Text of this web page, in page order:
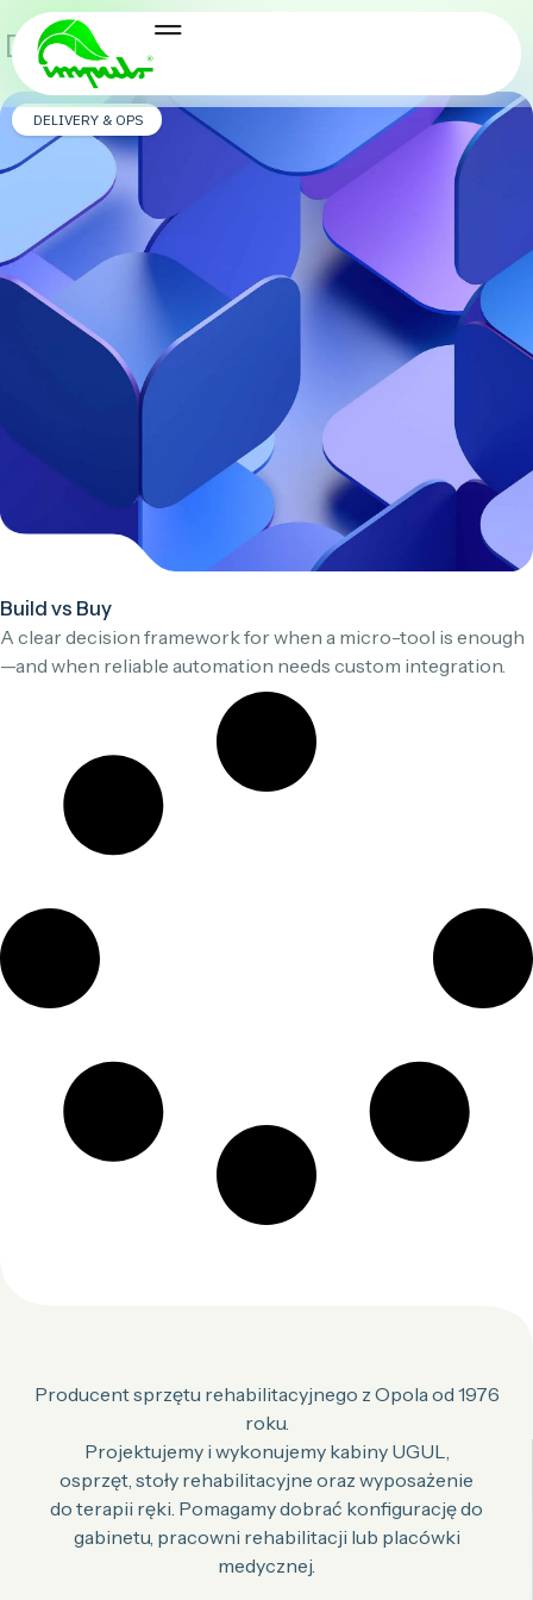
Delivery & Ops
DELIVERY & OPS
Build vs Buy
A clear decision framework for when a micro-tool is enough
—and when reliable automation needs custom integration.
Producent sprzętu rehabilitacyjnego z Opola od 1976
roku.
Projektujemy i wykonujemy kabiny UGUL,
osprzęt, stoły rehabilitacyjne oraz wyposażenie
do terapii ręki. Pomagamy dobrać konfigurację do
gabinetu, pracowni rehabilitacji lub placówki
medycznej.